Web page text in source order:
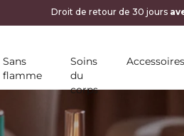
Sans
flamme
Soins
du
corps
Accessoires